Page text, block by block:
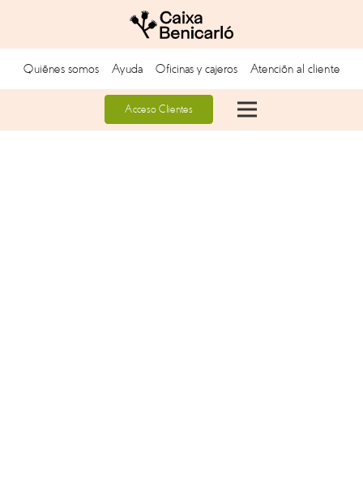
Quiénes somos Ayuda Oficinas y cajeros Atención al cliente
Acceso Clientes